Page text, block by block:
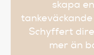
skapa
Schyffert
mer än